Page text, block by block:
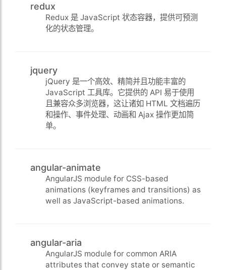
redux
Redux 是 JavaScript 状态容器，提供可预测
化的状态管理。
jquery
jQuery 是一个高效、精简并且功能丰富的
JavaScript 工具库。它提供的 API 易于使用
且兼容众多浏览器，这让诸如 HTML 文档遍历
和操作、事件处理、动画和 Ajax 操作更加简
单。
angular-animate
AngularJS module for CSS-based
animations (keyframes and transitions) as
well as JavaScript-based animations.
angular-aria
AngularJS module for common ARIA
attributes that convey state or semantic